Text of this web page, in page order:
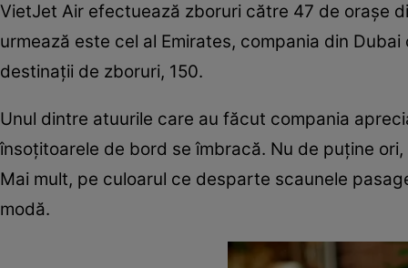
VietJet Air efectuează zboruri către 47 de orașe
urmează este cel al Emirates, compania din
destinații de zboruri, 150.
Unul dintre atuurile care au făcut compania
însoțitoarele de bord se îmbracă. Nu de puține
Mai mult, pe culoarul ce desparte scaunele
modă.